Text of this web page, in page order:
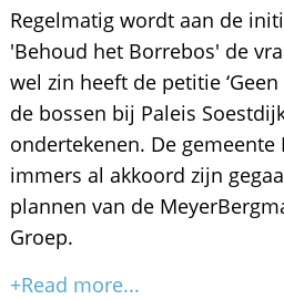
Regelmatig wordt aan de
'Behoud het Borrebos' de
wel zin heeft de petitie
de bossen bij Paleis
ondertekenen. De gemeente
immers al akkoord zijn
plannen van de
Groep.
+Read more...